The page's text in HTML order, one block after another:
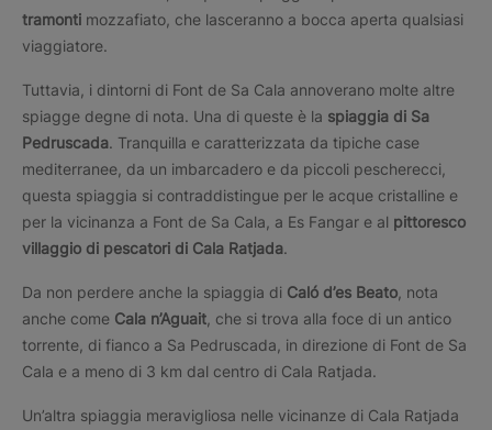
tramonti mozzafiato, che lasceranno a bocca aperta qualsiasi
viaggiatore.
Tuttavia, i dintorni di Font de Sa Cala annoverano molte altre
spiagge degne di nota. Una di queste è la spiaggia di Sa
Pedruscada. Tranquilla e caratterizzata da tipiche case
mediterranee, da un imbarcadero e da piccoli pescherecci,
questa spiaggia si contraddistingue per le acque cristalline e
per la vicinanza a Font de Sa Cala, a Es Fangar e al pittoresco
villaggio di pescatori di Cala Ratjada.
Da non perdere anche la spiaggia di Caló d’es Beato , nota
anche come Cala n’Aguait , che si trova alla foce di un antico
torrente, di fianco a Sa Pedruscada, in direzione di Font de Sa
Cala e a meno di 3 km dal centro di Cala Ratjada.
Un’altra spiaggia meravigliosa nelle vicinanze di Cala Ratjada